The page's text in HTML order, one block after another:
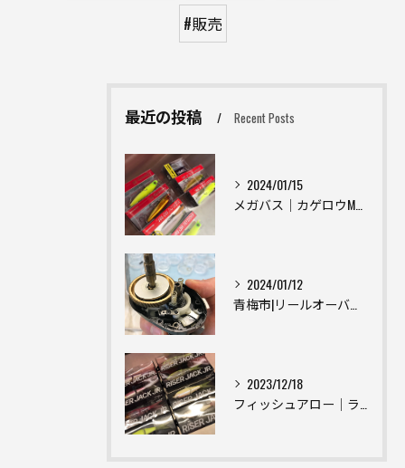
#販売
最近の投稿 Recent Posts
2024/01/15
2024/01/12
2023/12/18